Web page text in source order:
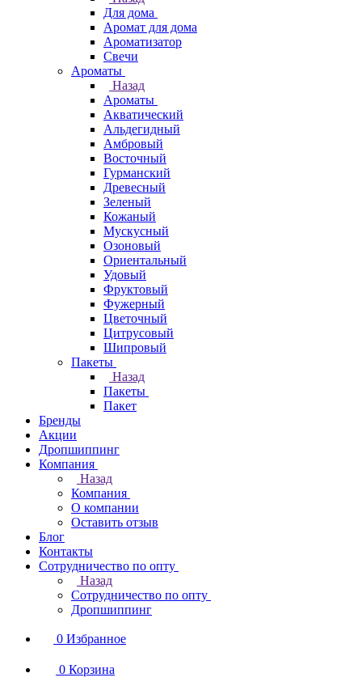
Для дома
Аромат для дома
Ароматизатор
Свечи
Ароматы
Назад
Ароматы
Акватический
Альдегидный
Амбровый
Восточный
Гурманский
Древесный
Зеленый
Кожаный
Мускусный
Озоновый
Ориентальный
Удовый
Фруктовый
Фужерный
Цветочный
Цитрусовый
Шипровый
Пакеты
Назад
Пакеты
Пакет
Бренды
Акции
Дропшиппинг
Компания
Назад
Компания
О компании
Оставить отзыв
Блог
Контакты
Сотрудничество по опту
Назад
Сотрудничество по опту
Дропшиппинг
0 Избранное
0 Корзина